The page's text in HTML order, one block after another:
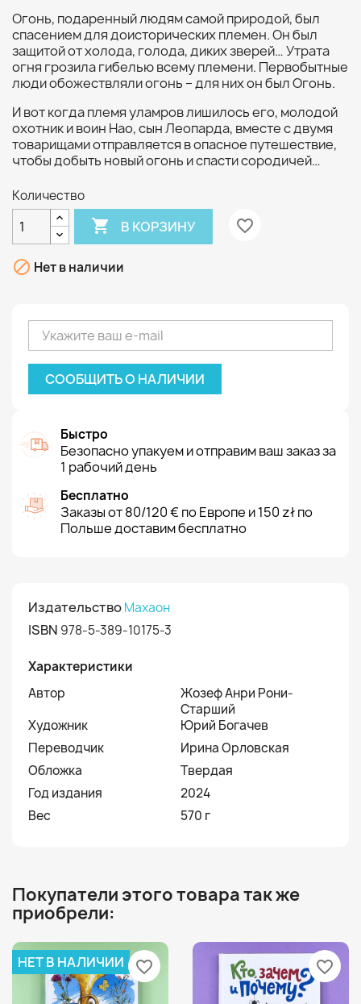
Огонь, подаренный людям самой природой, был
спасением для доисторических племен. Он был
защитой от холода, голода, диких зверей… Утрата
огня грозила гибелью всему племени. Первобытные
люди обожествляли огонь – для них он был Огонь.
И вот когда племя уламров лишилось его, молодой
охотник и воин Нао, сын Леопарда, вместе с двумя
товарищами отправляется в опасное путешествие,
чтобы добыть новый огонь и спасти сородичей…
Количество
 В КОРЗИНУ favorite_border
 Нет в наличии
СООБЩИТЬ О НАЛИЧИИ
Быстро
Безопасно упакуем и отправим ваш заказ за
1 рабочий день
Бесплатно
Заказы от 80/120 € по Европе и 150 zł по
Польше доставим бесплатно
ИздательствоМахаон
ISBN 978-5-389-10175-3
Характеристики
Автор
Жозеф Анри Рони-
Старший
Художник
Юрий Богачев
Переводчик
Ирина Орловская
Обложка
Твердая
Год издания
2024
Вес
570 г
Покупатели этого товара так же
приобрели:
НЕТ В НАЛИЧИИ favorite_border favorite_border